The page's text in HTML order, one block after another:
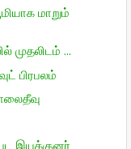
மாறும்
முதலிடம் ...
பிரபலம்
இயக்குனர்